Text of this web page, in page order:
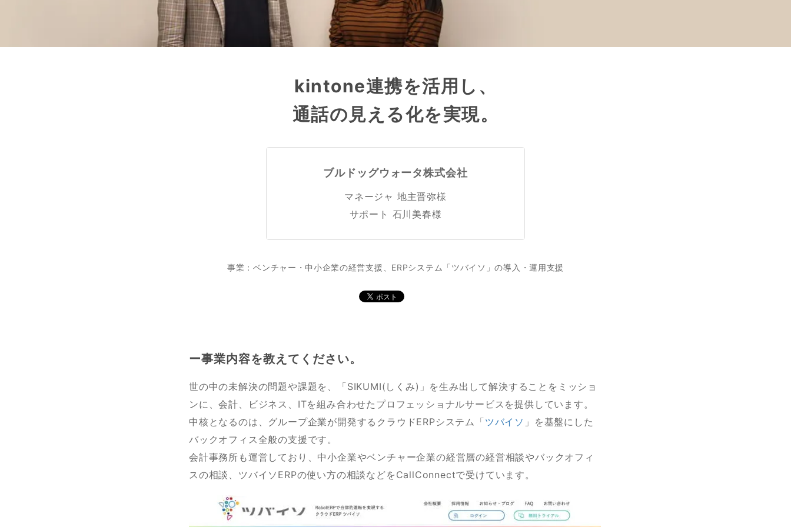
kintone連携を活用し、
通話の見える化を実現。
ブルドッグウォータ株式会社
マネージャ 地主晋弥様
サポート 石川美春様
事業：ベンチャー・中小企業の経営支援、ERPシステム「ツバイソ」の導入・運用支援
ー事業内容を教えてください。
世の中の未解決の問題や課題を、「SIKUMI(しくみ)」を生み出して解決することをミッショ
ンに、会計、ビジネス、ITを組み合わせたプロフェッショナルサービスを提供しています。
中核となるのは、グループ企業が開発するクラウドERPシステム「ツバイソ 」を基盤にした
バックオフィス全般の支援です。
会計事務所も運営しており、中小企業やベンチャー企業の経営層の経営相談やバックオフィ
スの相談、ツバイソERPの使い方の相談などをCallConnectで受けています。